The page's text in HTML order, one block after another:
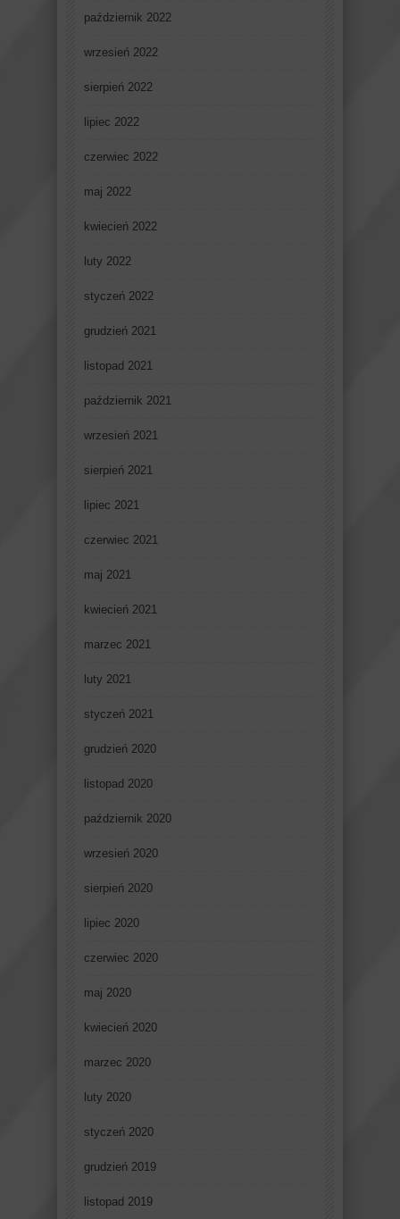
październik 2022
wrzesień 2022
sierpień 2022
lipiec 2022
czerwiec 2022
maj 2022
kwiecień 2022
luty 2022
styczeń 2022
grudzień 2021
listopad 2021
październik 2021
wrzesień 2021
sierpień 2021
lipiec 2021
czerwiec 2021
maj 2021
kwiecień 2021
marzec 2021
luty 2021
styczeń 2021
grudzień 2020
listopad 2020
październik 2020
wrzesień 2020
sierpień 2020
lipiec 2020
czerwiec 2020
maj 2020
kwiecień 2020
marzec 2020
luty 2020
styczeń 2020
grudzień 2019
listopad 2019